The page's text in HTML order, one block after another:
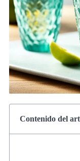
Contenido del